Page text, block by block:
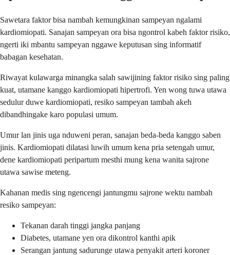
Sawetara faktor bisa nambah kemungkinan sampeyan ngalami
kardiomiopati. Sanajan sampeyan ora bisa ngontrol kabeh faktor risiko,
ngerti iki mbantu sampeyan nggawe keputusan sing informatif
babagan kesehatan.
Riwayat kulawarga minangka salah sawijining faktor risiko sing paling
kuat, utamane kanggo kardiomiopati hipertrofi. Yen wong tuwa utawa
sedulur duwe kardiomiopati, resiko sampeyan tambah akeh
dibandhingake karo populasi umum.
Umur lan jinis uga nduweni peran, sanajan beda-beda kanggo saben
jinis. Kardiomiopati dilatasi luwih umum kena pria setengah umur,
dene kardiomiopati peripartum mesthi mung kena wanita sajrone
utawa sawise meteng.
Kahanan medis sing ngencengi jantungmu sajrone wektu nambah
resiko sampeyan:
Tekanan darah tinggi jangka panjang
Diabetes, utamane yen ora dikontrol kanthi apik
Serangan jantung sadurunge utawa penyakit arteri koroner